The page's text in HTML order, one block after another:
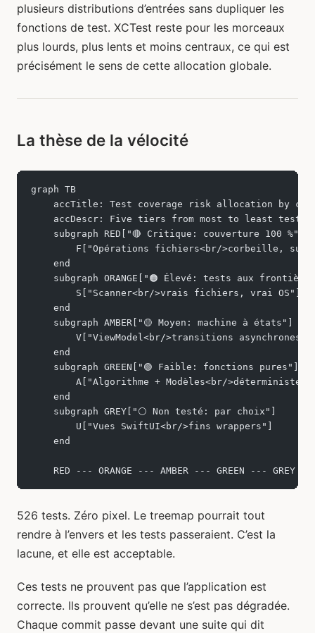
plusieurs distributions d’entrées sans dupliquer les
fonctions de test. XCTest reste pour les morceaux
plus lourds, plus lents et moins centraux, ce qui est
précisément le sens de cette allocation globale.
La thèse de la vélocité
graph TB
accTitle: Test coverage risk allocation by
accDescr: Five tiers from most to least
    subgraph RED["🔴 Critique: couverture 100 %"]
F["Opérations fichiers<br/>corbeille,
    end
subgraph ORANGE["🟠 Élevé: tests aux
        S["Scanner<br/>vrais fichiers, vrai OS"]
    end
    subgraph AMBER["🟡 Moyen: machine à états"]
        V["ViewModel<br/>transitions asynchrones"]
    end
    subgraph GREEN["🟢 Faible: fonctions pures"]
A["Algorithme + Modèles<br/>déterministes,
    end
    subgraph GREY["⚪ Non testé: par choix"]
        U["Vues SwiftUI<br/>fins wrappers"]
    end
    RED --- ORANGE --- AMBER --- GREEN --- GREY
526 tests. Zéro pixel. Le treemap pourrait tout
rendre à l’envers et les tests passeraient. C’est la
lacune, et elle est acceptable.
Ces tests ne prouvent pas que l’application est
correcte. Ils prouvent qu’elle ne s’est pas dégradée.
Chaque commit passe devant une suite qui dit